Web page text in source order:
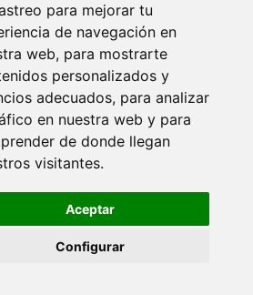
para mejorar tu
de navegación en
web, para mostrarte
personalizados y
adecuados, para analizar
en nuestra web y para
de donde llegan
visitantes.
Aceptar
Configurar
un árbol. Leer más